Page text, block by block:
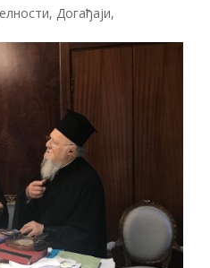
, Догађаји,